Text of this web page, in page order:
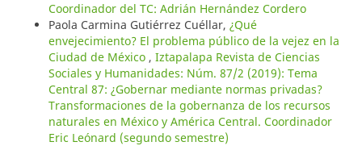
Coordinador del TC: Adrián Hernández Cordero
Paola Carmina Gutiérrez Cuéllar, ¿Qué
envejecimiento? El problema público de la vejez en la
Ciudad de México , Iztapalapa Revista de Ciencias
Sociales y Humanidades: Núm. 87/2 (2019): Tema
Central 87: ¿Gobernar mediante normas privadas?
Transformaciones de la gobernanza de los recursos
naturales en México y América Central. Coordinador
Eric Leónard (segundo semestre)